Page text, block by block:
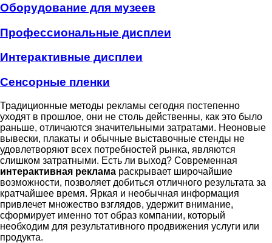
Оборудование для музеев
Профессиональные дисплеи
Интерактивные дисплеи
Сенсорные пленки
Традиционные методы рекламы сегодня постепенно
уходят в прошлое, они не столь действенны, как это было
раньше, отличаются значительными затратами. Неоновые
вывески, плакаты и обычные выставочные стенды не
удовлетворяют всех потребностей рынка, являются
слишком затратными. Есть ли выход? Современная
интерактивная реклама раскрывает широчайшие
возможности, позволяет добиться отличного результата за
кратчайшее время. Яркая и необычная информация
привлечет множество взглядов, удержит внимание,
сформирует именно тот образ компании, который
необходим для результативного продвижения услуги или
продукта.